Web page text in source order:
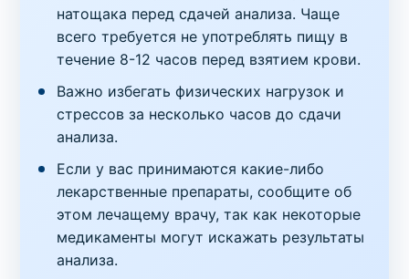
натощака перед сдачей анализа. Чаще
всего требуется не употреблять пищу в
течение 8-12 часов перед взятием крови.
Важно избегать физических нагрузок и
стрессов за несколько часов до сдачи
анализа.
Если у вас принимаются какие-либо
лекарственные препараты, сообщите об
этом лечащему врачу, так как некоторые
медикаменты могут искажать результаты
анализа.